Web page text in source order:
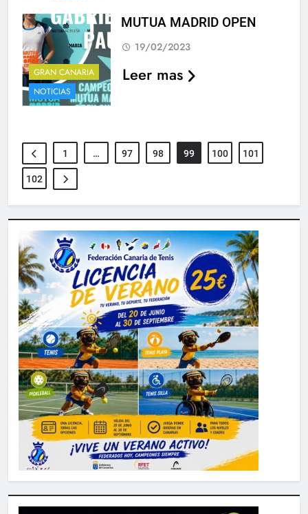
GRAN CANARIA
NOTICIAS
MUTUA MADRID OPEN
19/02/2023
Leer mas
1 … 97 98 99 100 101
102